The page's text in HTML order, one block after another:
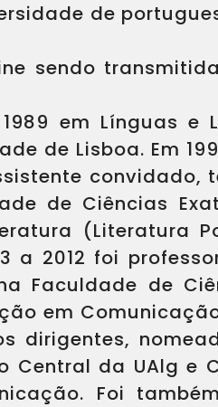
de
sendo
em Línguas e
de Lisboa. Em
convidado,
de Ciências
(Literatura
a 2012 foi
Faculdade de
em
dirigentes,
Central da UAlg e
Foi